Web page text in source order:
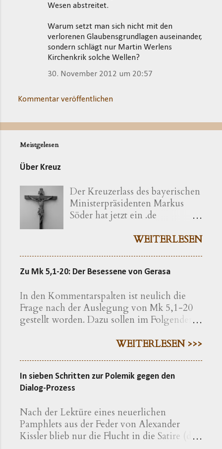
Wesen abstreitet.
Warum setzt man sich nicht mit den
verlorenen Glaubensgrundlagen auseinander,
sondern schlägt nur Martin Werlens
Kirchenkrik solche Wellen?
30. November 2012 um 20:57
Kommentar veröffentlichen
Meistgelesen
Über Kreuz
Der Kreuzerlass des bayerischen
Ministerpräsidenten Markus
Söder hat jetzt ein .de
Der Vorgang gibt sich im
erkennen. Die »Ökumenische
evangelischer Professoren und
Hochschullehrer der Theologie
zum bayerischen Kreuzerlass am
präzisiert als eine Erklärung von
»aus Bayern stammenden oder
in Bayern lehrenden
christlichen Theologen« – so
werden die Erstunterzeichner
vorgestellt. Dass Bayern noch
auf eine Weise der Tradition
verbunden ist, wie es andere
Landstriche nicht mehr kennen,
WEITERLESEN
Zu Mk 5,1-20: Der Besessene von Gerasa
In den Kommentarspalten ist neulich die
Frage nach der Auslegung von Mk 5,1-20
gestellt worden. Dazu sollen im Folgenden
werden. Der Text findet sich in der
Elberfelder Bibel hier Eine erweiterte
Geschichte Auf den ersten Blick macht die
Eindruck: Sie bietet eine Einleitung, in der
die Situation geschildert und die Krankheit
beschrieben wird (VV.1-5); sie erzählt die
WEITERLESEN >>>
In sieben Schritten zur Polemik gegen den
Dialog-Prozess
Nach der Lektüre eines neuerlichen
Pamphlets aus der Feder von Alexander
Kissler blieb nur die Flucht in die Satire (die